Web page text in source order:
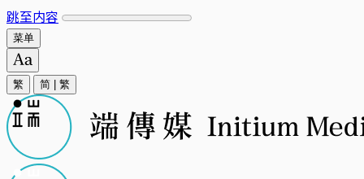
跳至内容
菜单
繁 简 繁